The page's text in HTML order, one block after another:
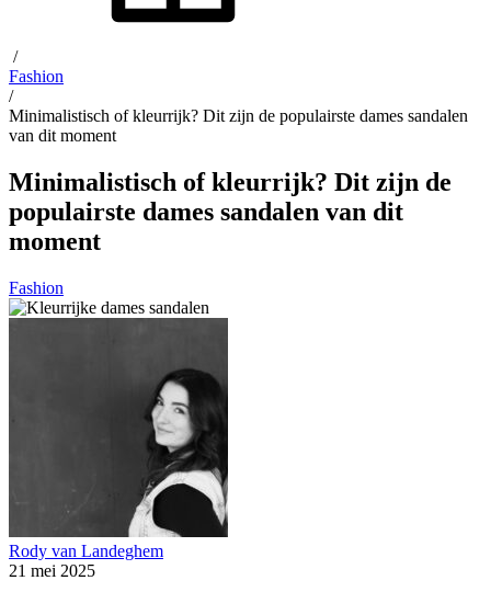
/
Fashion
/
Minimalistisch of kleurrijk? Dit zijn de populairste dames sandalen
van dit moment
Minimalistisch of kleurrijk? Dit zijn de
populairste dames sandalen van dit
moment
Fashion
Rody van Landeghem
21 mei 2025